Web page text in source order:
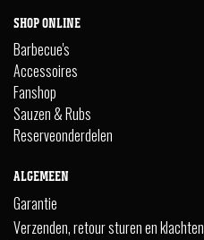
SHOP ONLINE
Barbecue's
Accessoires
Fanshop
Sauzen & Rubs
Reserveonderdelen
ALGEMEEN
Garantie
Verzenden, retour sturen en klachten